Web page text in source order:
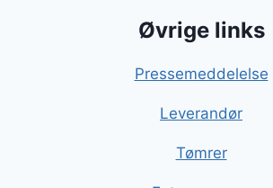
Øvrige links
Pressemeddelelse
Leverandør
Tømrer